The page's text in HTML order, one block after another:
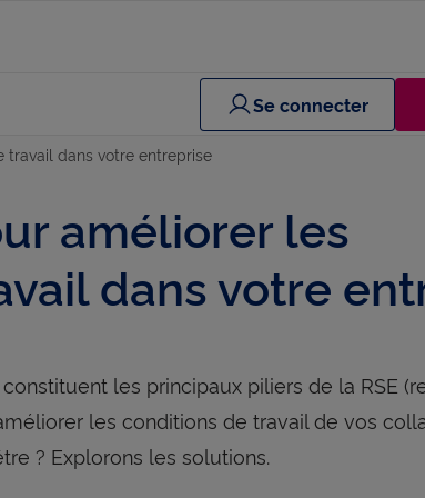
Se connecter
travail dans votre entreprise
améliorer les
dans votre
les principaux piliers de la RSE
les conditions de travail de vos
? Explorons les solutions.